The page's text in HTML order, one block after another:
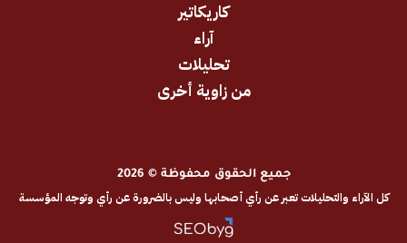
من زاوية أخرى
جميع الحقوق محفوظة © 2026
تعبر عن رأي أصحابها وليس بالضرورة عن رأي وتوجه المؤسسة